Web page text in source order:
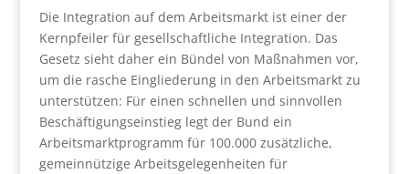
Die Integration auf dem Arbeitsmarkt ist einer der
Kernpfeiler für gesellschaftliche Integration. Das
Gesetz sieht daher ein Bündel von Maßnahmen vor,
um die rasche Eingliederung in den Arbeitsmarkt zu
unterstützen: Für einen schnellen und sinnvollen
Beschäftigungseinstieg legt der Bund ein
Arbeitsmarktprogramm für 100.000 zusätzliche,
gemeinnützige Arbeitsgelegenheiten für